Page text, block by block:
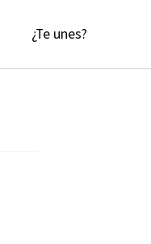
¿Te unes?